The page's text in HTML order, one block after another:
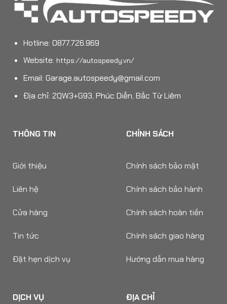
Hotline: 0877.726.969
Website: https://autospeedy.vn/
Email: Garage.autospeedy@gmail.com
Địa chỉ: 2QW3+G93, Phúc Diễn, Bắc Từ Liêm
THÔNG TIN
Giới thiệu
Liên hệ
Cửa hàng
Tin tức
Đặt hẹn dịch vụ
CHÍNH SÁCH
Chính sách bảo mật
Chính sách bảo hành
Chính sách hoàn tiền
Chính sách giao hàng
Hướng dẫn mua hàng
DỊCH VỤ ĐỊA CHỈ